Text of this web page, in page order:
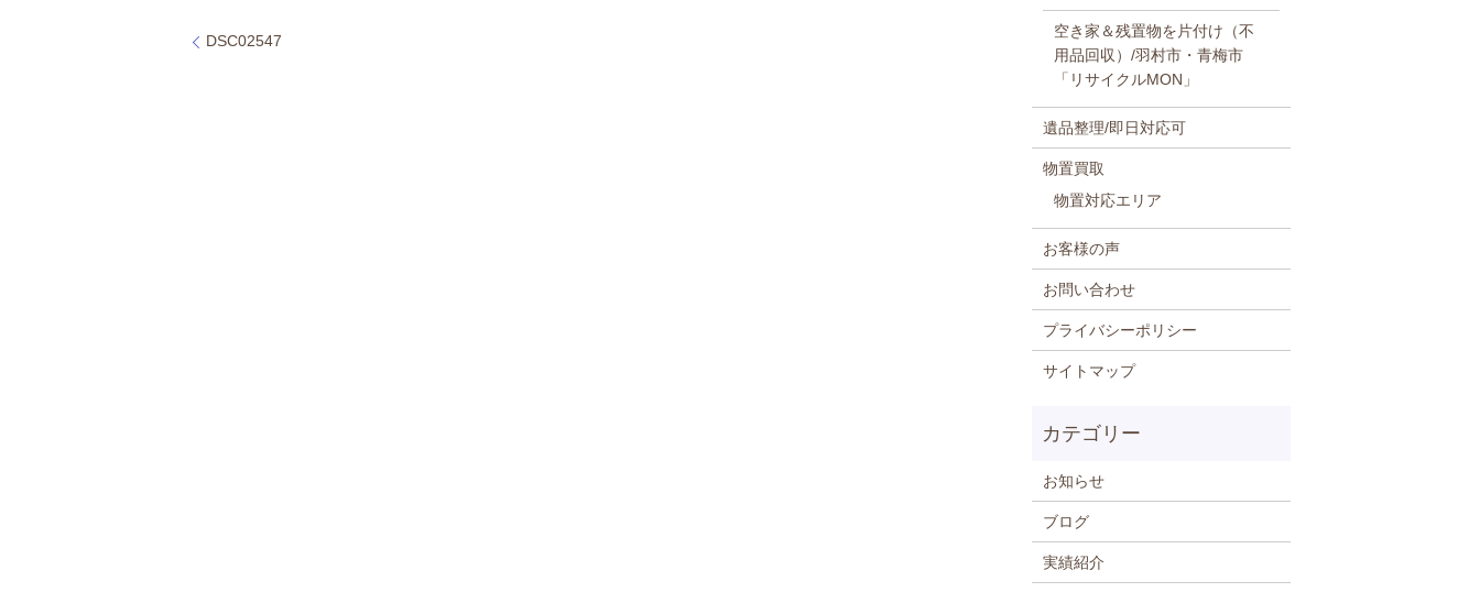
DSC02547
空き家＆残置物を片付け（不
用品回収）/羽村市・青梅市
「リサイクルMON」
遺品整理/即日対応可
物置買取
物置対応エリア
お客様の声
お問い合わせ
プライバシーポリシー
サイトマップ
お知らせ
ブログ
実績紹介